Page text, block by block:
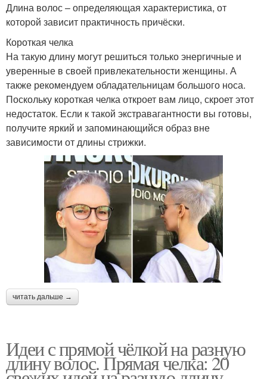
Длина волос – определяющая характеристика, от
которой зависит практичность причёски.
Короткая челка
На такую длину могут решиться только энергичные и
уверенные в своей привлекательности женщины. А
также рекомендуем обладательницам большого носа.
Поскольку короткая челка откроет вам лицо, скроет этот
недостаток. Если к такой экстравагантности вы готовы,
получите яркий и запоминающийся образ вне
зависимости от длины стрижки.
читать дальше →
Идеи с прямой чёлкой на разную
длину волос. Прямая челка: 20